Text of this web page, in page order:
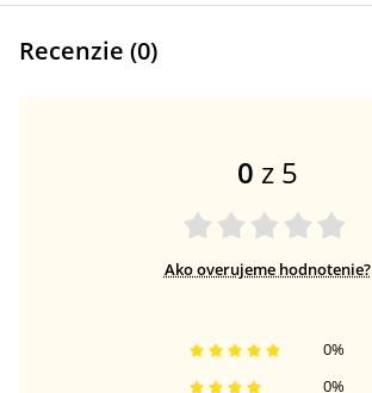
Recenzie (0)
0 z 5
Ako overujeme hodnotenie?
0%
0%